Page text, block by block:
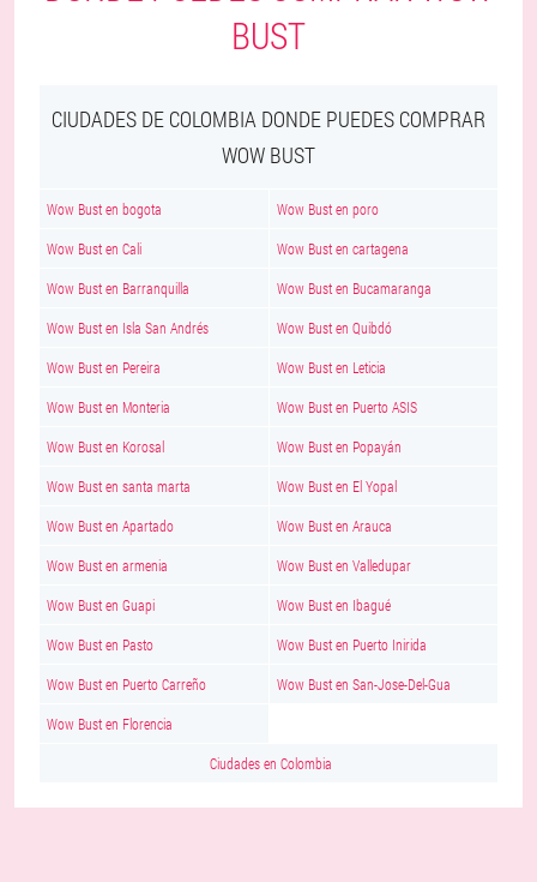
BUST
CIUDADES DE COLOMBIA DONDE PUEDES COMPRAR
WOW BUST
Wow Bust en bogota Wow Bust en poro
Wow Bust en Cali Wow Bust en cartagena
Wow Bust en Barranquilla Wow Bust en Bucamaranga
Wow Bust en Isla San Andrés Wow Bust en Quibdó
Wow Bust en Pereira Wow Bust en Leticia
Wow Bust en Monteria Wow Bust en Puerto ASIS
Wow Bust en Korosal Wow Bust en Popayán
Wow Bust en santa marta Wow Bust en El Yopal
Wow Bust en Apartado Wow Bust en Arauca
Wow Bust en armenia Wow Bust en Valledupar
Wow Bust en Guapi Wow Bust en Ibagué
Wow Bust en Pasto Wow Bust en Puerto Inirida
Wow Bust en Puerto Carreño Wow Bust en San-Jose-Del-Gua
Wow Bust en Florencia
Ciudades en Colombia